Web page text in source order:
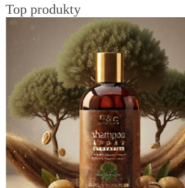
Top produkty